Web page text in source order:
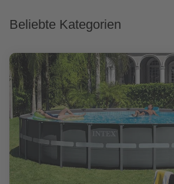
Beliebte Kategorien